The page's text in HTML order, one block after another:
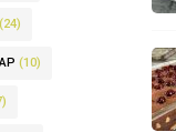
(10)